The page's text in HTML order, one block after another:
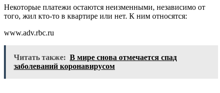
Некоторые платежи остаются неизменными, независимо от
того, жил кто-то в квартире или нет. К ним относятся:
www.adv.rbc.ru
Читать также: В мире снова отмечается спад
заболеваний коронавирусом